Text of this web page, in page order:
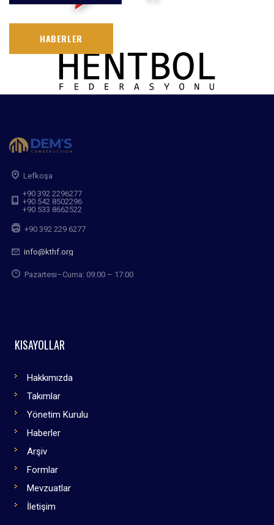
HABERLER
Lefkoşa
+90 392 2296277
+90 542 8502296
+90 533 8662522
+90 392 229 6277
info@kthf.org
Pazartesi–Cuma: 09:00 – 17:00
KISAYOLLAR
Hakkımızda
Takımlar
Yönetim Kurulu
Haberler
Arşiv
Formlar
Mevzuatlar
İletişim